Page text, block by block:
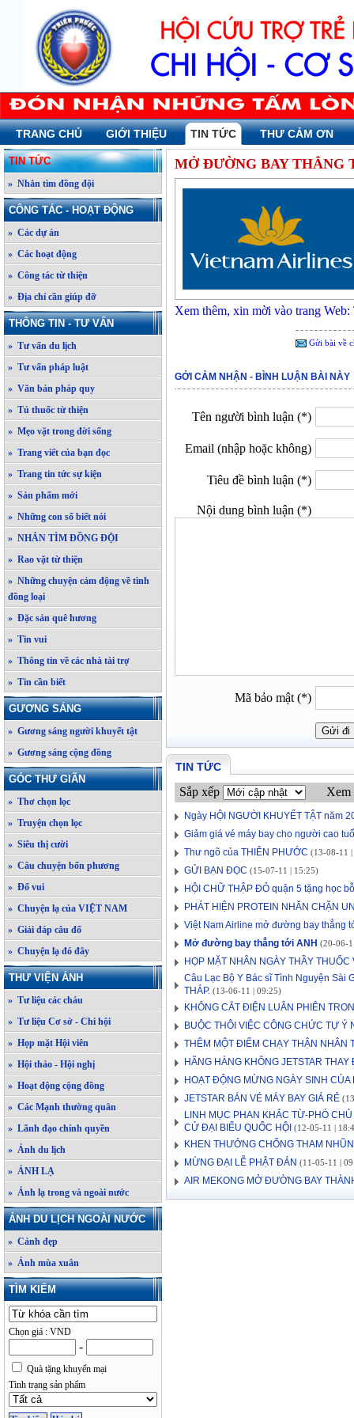
TRANG CHỦ GIỚI THIỆU TIN TỨC THƯ CẢM ƠN
TIN TỨC
» Nhắn tìm đồng đội
CÔNG TÁC - HOẠT ĐỘNG
» Các dự án
» Các hoạt động
» Công tác từ thiện
» Địa chỉ cần giúp đỡ
THÔNG TIN - TƯ VẤN
» Tư vấn du lịch
» Tư vấn pháp luật
» Văn bản pháp quy
» Tủ thuốc từ thiện
» Mẹo vặt trong đời sống
» Trang viết của bạn đọc
» Trang tin tức sự kiện
» Sản phẩm mới
» Những con số biết nói
» NHẮN TÌM ĐỒNG ĐỘI
» Rao vặt từ thiện
» Những chuyện cảm động về tình
đồng loại
» Đặc sản quê hương
» Tin vui
» Thông tin về các nhà tài trợ
» Tin cần biết
GƯƠNG SÁNG
» Gương sáng người khuyết tật
» Gương sáng cộng đồng
GÓC THƯ GIÃN
» Thơ chọn lọc
» Truyện chọn lọc
» Siêu thị cười
» Câu chuyện bốn phương
» Đố vui
» Chuyện lạ của VIỆT NAM
» Giải đáp câu đố
» Chuyện lạ đó đây
THƯ VIỆN ẢNH
» Tư liệu các cháu
» Tư liệu Cơ sở - Chi hội
» Họp mặt Hội viên
» Hội thảo - Hội nghị
» Hoạt động cộng đồng
» Các Mạnh thường quân
» Lãnh đạo chính quyền
» Ảnh du lịch
» ẢNH LẠ
» Ảnh lạ trong và ngoài nước
ẢNH DU LỊCH NGOÀI NƯỚC
» Cảnh đẹp
» Ảnh mùa xuân
TÌM KIẾM
Chọn giá : VND
-
Quà tặng khuyến mại
Tình trạng sản phẩm
MỞ ĐƯỜNG BAY THẲNG
Xem thêm, xin mời vào trang
Gửi bài về
GỞI CẢM NHẬN - BÌNH LUẬN BÀI NÀY
Tên người bình luận (*)
Email (nhập hoặc không)
Tiêu đề bình luận (*)
Nội dung bình luận (*)
Mã bảo mật (*)
TIN TỨC
Sắp xếp Xem
Ngày HỘI NGƯỜI KHUYẾT TẬT năm
Giảm giá vé máy bay cho người cao
Thư ngõ của THIÊN PHƯỚC (13-08-11
GỬI BẠN ĐỌC (15-07-11 | 15:25)
HỘI CHỮ THẬP ĐỎ quận 5 tặng học
PHÁT HIỆN PROTEIN NHĂN CHẶN
Việt Nam Airline mở đường bay thẳng
Mở đường bay thẳng tới ANH (20-06-
HỌP MẶT NHÂN NGÀY THẦY
Câu Lạc Bộ Y Bác sĩ Tình Nguyện Sài
THÁP. (13-06-11 | 09:25)
KHÔNG CẮT ĐIỆN LUÂN PHIÊN
BUỘC THÔI VIỆC CÔNG CHỨC TỰ Ý
THÊM MỘT ĐIỂM CHẠY THẬN NHÂN
HÃNG HÀNG KHÔNG JETSTAR
HOẠT ĐỘNG MỪNG NGÀY SINH CỦA
JETSTAR BÁN VÉ MÁY BAY GIÁ RẺ
LINH MỤC PHAN KHẮC TỪ-PHÓ
CỬ ĐẠI BIỂU QUỐC HỘI (12-05-11 |
KHEN THƯỞNG CHỐNG THAM
MỪNG ĐẠI LỄ PHẬT ĐẢN (11-05-11 |
AIR MEKONG MỞ ĐƯỜNG BAY